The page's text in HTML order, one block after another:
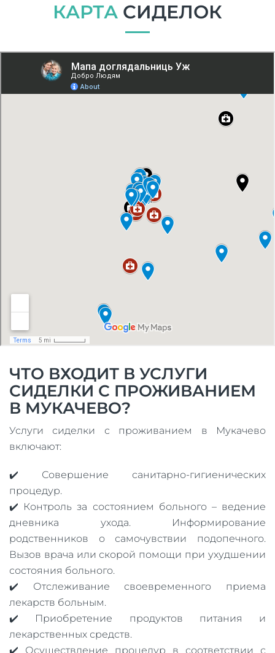
КАРТА СИДЕЛОК
ЧТО ВХОДИТ В УСЛУГИ
СИДЕЛКИ С ПРОЖИВАНИЕМ
В МУКАЧЕВО?
Услуги сиделки с проживанием в Мукачево
включают:
✔️ Совершение санитарно-гигиенических
процедур.
✔️ Контроль за состоянием больного – ведение
дневника ухода. Информирование
родственников о самочувствии подопечного.
Вызов врача или скорой помощи при ухудшении
состояния больного.
✔️ Отслеживание своевременного приема
лекарств больным.
✔️ Приобретение продуктов питания и
лекарственных средств.
✔️ Осуществление процедур в соответствии с